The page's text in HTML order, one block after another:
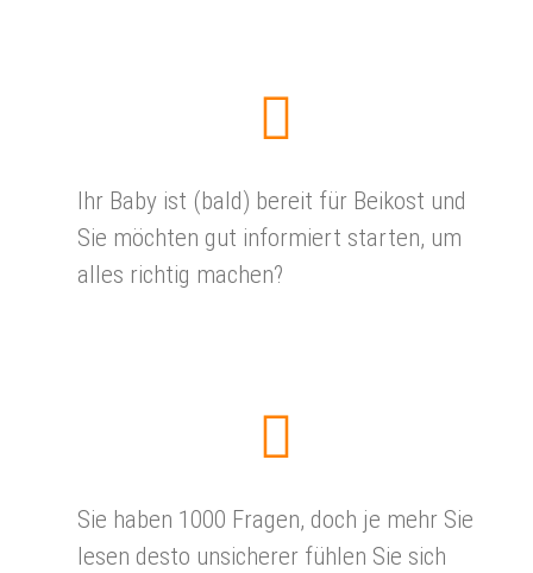
Ihr Baby ist (bald) bereit für Beikost und
Sie möchten gut informiert starten, um
alles richtig machen?
Sie haben 1000 Fragen, doch je mehr Sie
lesen desto unsicherer fühlen Sie sich